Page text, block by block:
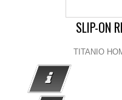
SLIP-ON
TITANIO